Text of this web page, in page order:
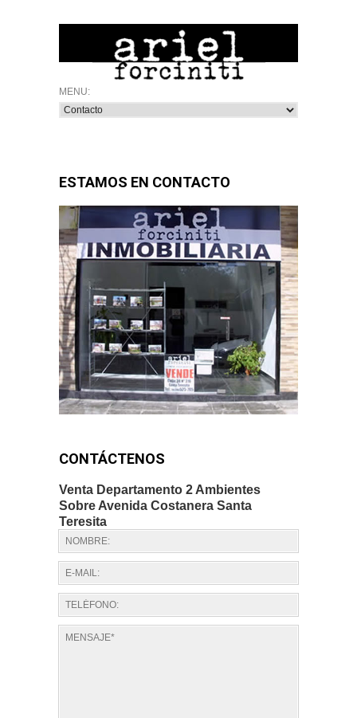
ESTAMOS EN CONTACTO
CONTÁCTENOS
Venta Departamento 2 Ambientes
Sobre Avenida Costanera Santa
Teresita